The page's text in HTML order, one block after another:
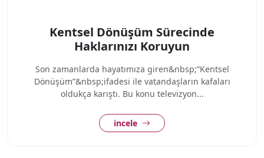
Kentsel Dönüşüm Sürecinde
Haklarınızı Koruyun
Son zamanlarda hayatımıza giren&nbsp;“Kentsel
Dönüşüm”&nbsp;ifadesi ile vatandaşların kafaları
oldukça karıştı. Bu konu televizyon...
incele